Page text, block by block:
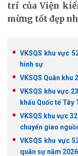
trí của Viện
mừng tốt đẹp
VKSQS khu vực
hình sự
VKSQS Quân khu
VKSQS khu vực
khẩu Quốc tế Tây
VKSQS khu vực
chuyển giao
VKSQS khu vực
quân sự năm 2026